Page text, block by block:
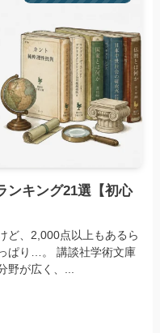
ンキング21選【初心
ど、2,000点以上もあるら
ぱり…。 講談社学術文庫
野が広く、...